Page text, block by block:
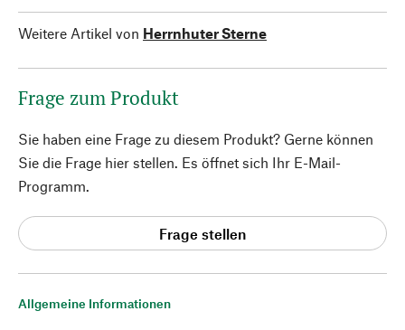
Allgemeine Informationen
Weitere Artikel von Herrnhuter Sterne
Frage zum Produkt
Sie haben eine Frage zu diesem Produkt? Gerne können
Sie die Frage hier stellen. Es öffnet sich Ihr E-Mail-
Programm.
Frage stellen